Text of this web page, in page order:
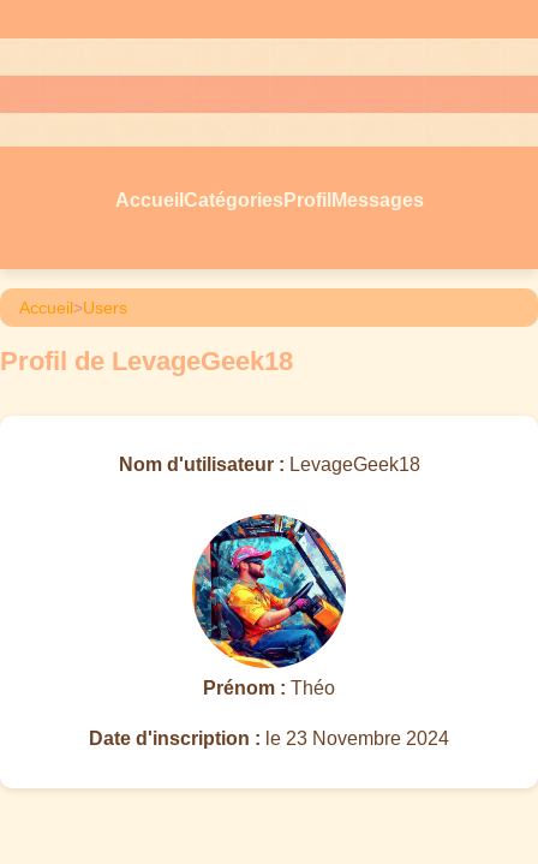
Accueil Catégories Profil Messages
Accueil>Users
Profil de LevageGeek18
Nom d'utilisateur : LevageGeek18
Prénom : Théo
Date d'inscription : le 23 Novembre 2024